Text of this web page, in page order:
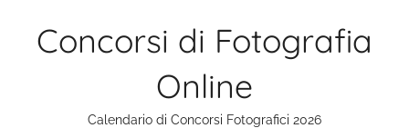
Concorsi di Fotografia
Online
Calendario di Concorsi Fotografici 2026